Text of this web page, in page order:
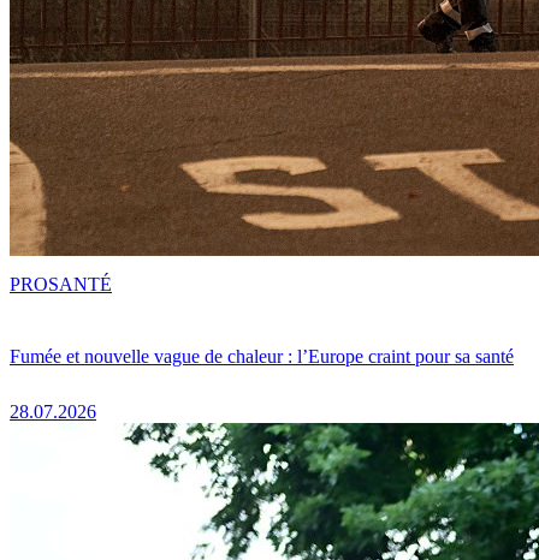
Fumée et nouvelle vague de chaleur : l’Europe craint pour sa santé
28.07.2026
PROSANTÉ